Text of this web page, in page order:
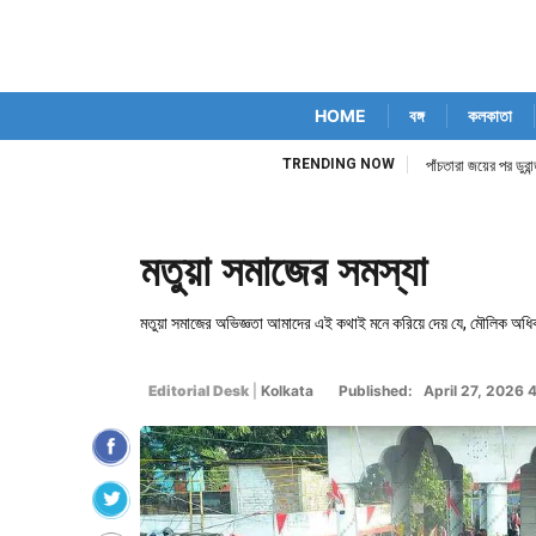
HOME বঙ্গ কলকাতা
TRENDING NOW পাঁচতারা জয়ের পর
মতুয়া সমাজের সমস্যা
মতুয়া সমাজের অভিজ্ঞতা আমাদের এই কথাই মনে করিয়ে দেয় যে, মৌলিক
Editorial Desk Kolkata Published: April 27, 2026